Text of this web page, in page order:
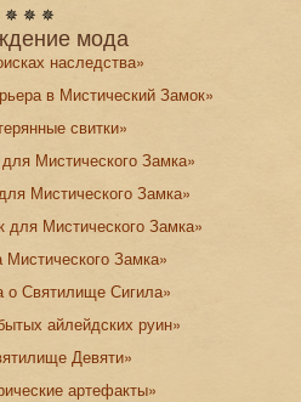
✵ ✵ ✵
мода
наследства»
в Мистический Замок»
свитки»
Мистического Замка»
Мистического Замка»
для Мистического Замка»
Замка»
о Святилище Сигила»
айлейдских руин»
Девяти»
артефакты»